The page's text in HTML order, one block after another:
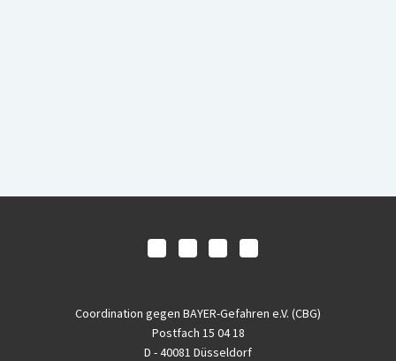
Coordination gegen BAYER-Gefahren e.V. (CBG)
Postfach 15 04 18
D - 40081 Düsseldorf